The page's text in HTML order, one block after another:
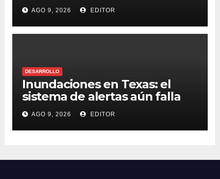
AGO 9, 2026 EDITOR
DESARROLLO
Inundaciones en Texas: el
sistema de alertas aún falla
AGO 9, 2026 EDITOR